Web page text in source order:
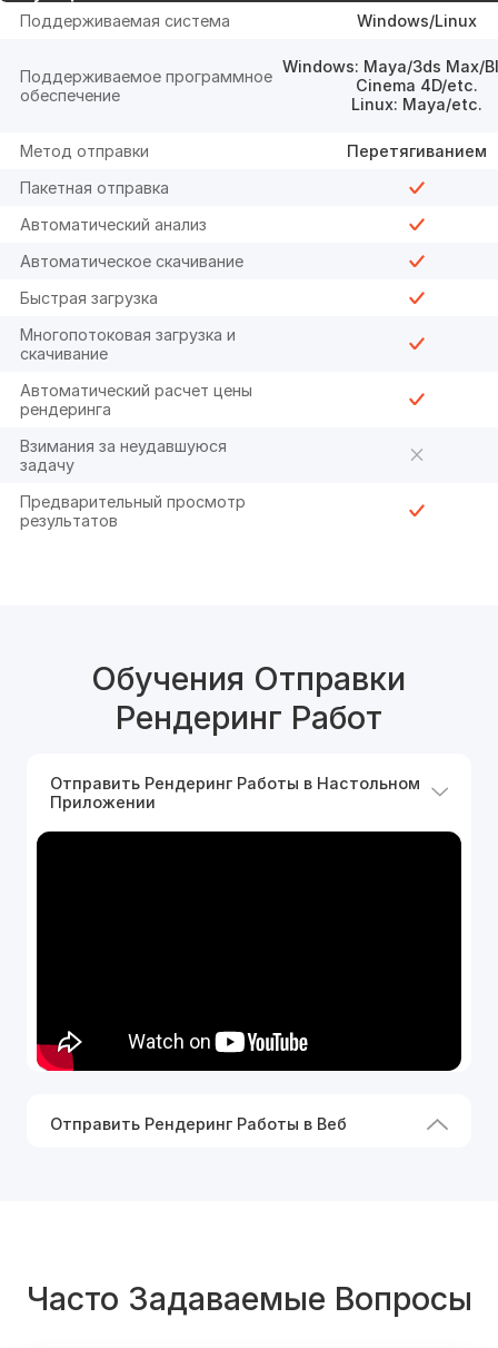
Поддерживаемая система
Windows/Linux
Поддерживаемое программное
обеспечение
Windows: Maya/3ds Max/
Cinema 4D/etc.
Linux: Maya/etc.
Метод отправки
Перетягиванием
Пакетная отправка
Автоматический анализ
Автоматическое скачивание
Быстрая загрузка
Многопотоковая загрузка и
скачивание
Автоматический расчет цены
рендеринга
Взимания за неудавшуюся
задачу
Предварительный просмотр
результатов
Обучения Отправки
Рендеринг Работ
Отправить Рендеринг Работы в Настольном
Приложении
Отправить Рендеринг Работы в Веб
Часто Задаваемые Вопросы